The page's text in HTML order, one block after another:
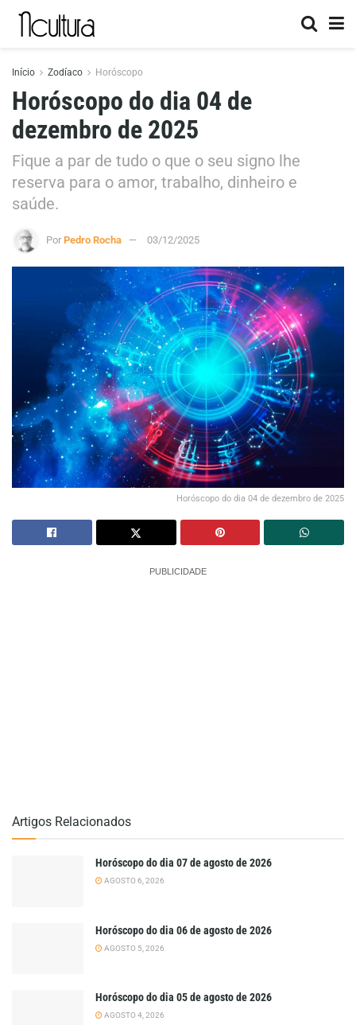
Início Zodíaco Horóscopo
Horóscopo do dia 04 de
dezembro de 2025
Fique a par de tudo o que o seu signo lhe
reserva para o amor, trabalho, dinheiro e
saúde.
Por Pedro Rocha 03/12/2025
Horóscopo do dia 04 de dezembro de 2025
PUBLICIDADE
Artigos Relacionados
Horóscopo do dia 07 de agosto de 2026
AGOSTO 6, 2026
Horóscopo do dia 06 de agosto de 2026
AGOSTO 5, 2026
Horóscopo do dia 05 de agosto de 2026
AGOSTO 4, 2026